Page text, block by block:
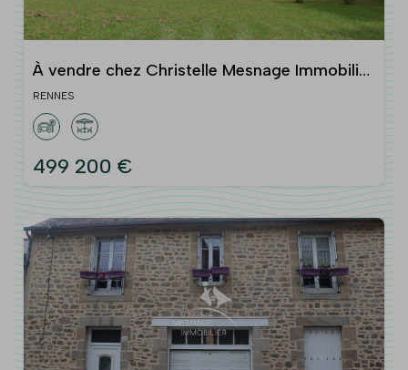
À vendre chez Christelle Mesnage Immobilier
- A 15min de Ren
RENNES
499 200 €